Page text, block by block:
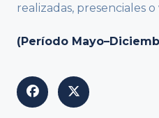
realizadas, presenciales
(Período